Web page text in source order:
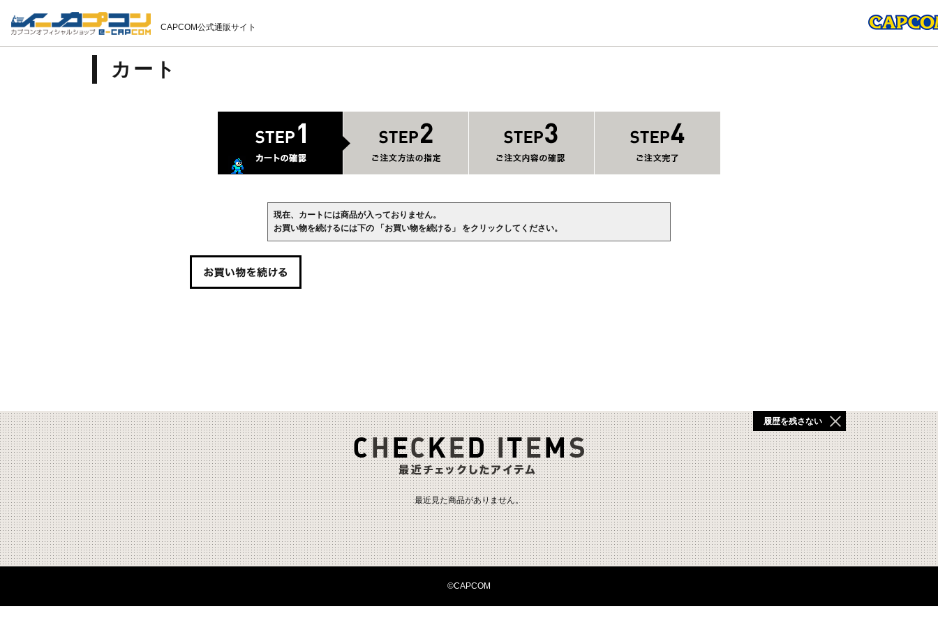
CAPCOM公式通販サイト
カート
現在、カートには商品が入っておりません。
お買い物を続けるには下の 「お買い物を続ける」 をクリックしてください。
最近見た商品がありません。
履歴を残さない
©CAPCOM